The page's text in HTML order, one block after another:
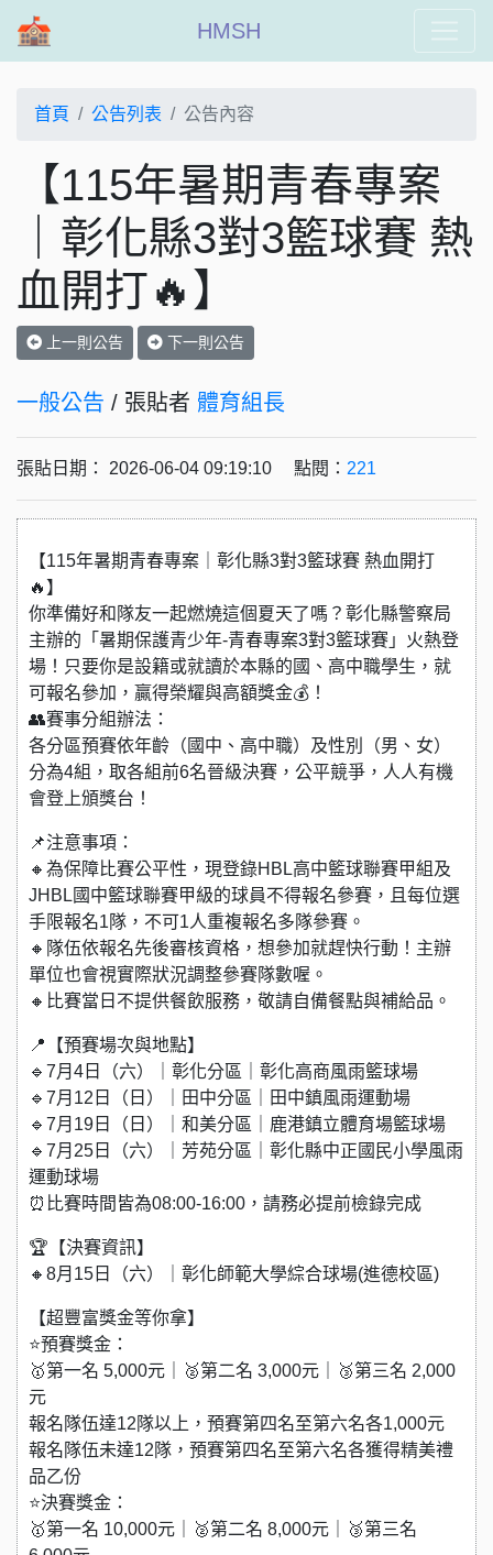
HMSH
首頁 公告列表 公告內容
【115年暑期青春專案
｜彰化縣3對3籃球賽 熱
血開打🔥】
上一則公告 下一則公告
一般公告 / 張貼者 體育組長
張貼日期： 2026-06-04 09:19:10 點閱： 221
【115年暑期青春專案｜彰化縣3對3籃球賽 熱血開打
🔥】
你準備好和隊友一起燃燒這個夏天了嗎？彰化縣警察局
主辦的「暑期保護青少年-青春專案3對3籃球賽」火熱登
場！只要你是設籍或就讀於本縣的國、高中職學生，就
可報名參加，贏得榮耀與高額獎金💰！
👥賽事分組辦法：
各分區預賽依年齡（國中、高中職）及性別（男、女）
分為4組，取各組前6名晉級決賽，公平競爭，人人有機
會登上頒獎台！
📌注意事項：
🔸為保障比賽公平性，現登錄HBL高中籃球聯賽甲組及
JHBL國中籃球聯賽甲級的球員不得報名參賽，且每位選
手限報名1隊，不可1人重複報名多隊參賽。
🔸隊伍依報名先後審核資格，想參加就趕快行動！主辦
單位也會視實際狀況調整參賽隊數喔。
🔸比賽當日不提供餐飲服務，敬請自備餐點與補給品。
📍【預賽場次與地點】
🔹7月4日（六）｜彰化分區｜彰化高商風雨籃球場
🔹7月12日（日）｜田中分區｜田中鎮風雨運動場
🔹7月19日（日）｜和美分區｜鹿港鎮立體育場籃球場
🔹7月25日（六）｜芳苑分區｜彰化縣中正國民小學風雨
運動球場
⏰比賽時間皆為08:00-16:00，請務必提前檢錄完成
🏆【決賽資訊】
🔸8月15日（六）｜彰化師範大學綜合球場(進德校區)
【超豐富獎金等你拿】
⭐預賽獎金：
🥇第一名 5,000元｜🥈第二名 3,000元｜🥉第三名 2,000
元
報名隊伍達12隊以上，預賽第四名至第六名各1,000元
報名隊伍未達12隊，預賽第四名至第六名各獲得精美禮
品乙份
⭐決賽獎金：
🥇第一名 10,000元｜🥈第二名 8,000元｜🥉第三名